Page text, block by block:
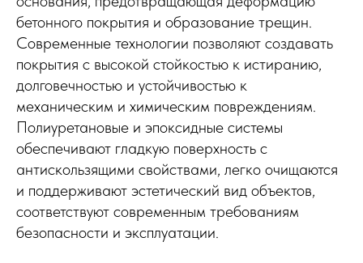
бетонного покрытия и образование трещин.
Современные технологии позволяют создавать
покрытия с высокой стойкостью к истиранию,
долговечностью и устойчивостью к
механическим и химическим повреждениям.
Полиуретановые и эпоксидные системы
обеспечивают гладкую поверхность с
антискользящими свойствами, легко очищаются
и поддерживают эстетический вид объектов,
соответствуют современным требованиям
безопасности и эксплуатации.